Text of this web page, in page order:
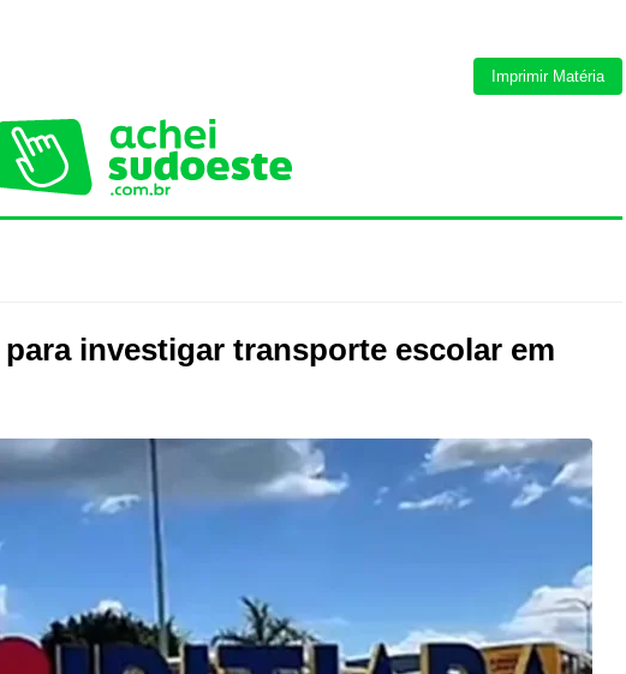
Imprimir Matéria
investigar transporte escolar em